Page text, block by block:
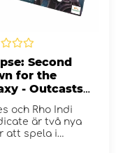
Second
for the
- Outcasts
och Rho Indi
är två nya
att spela i